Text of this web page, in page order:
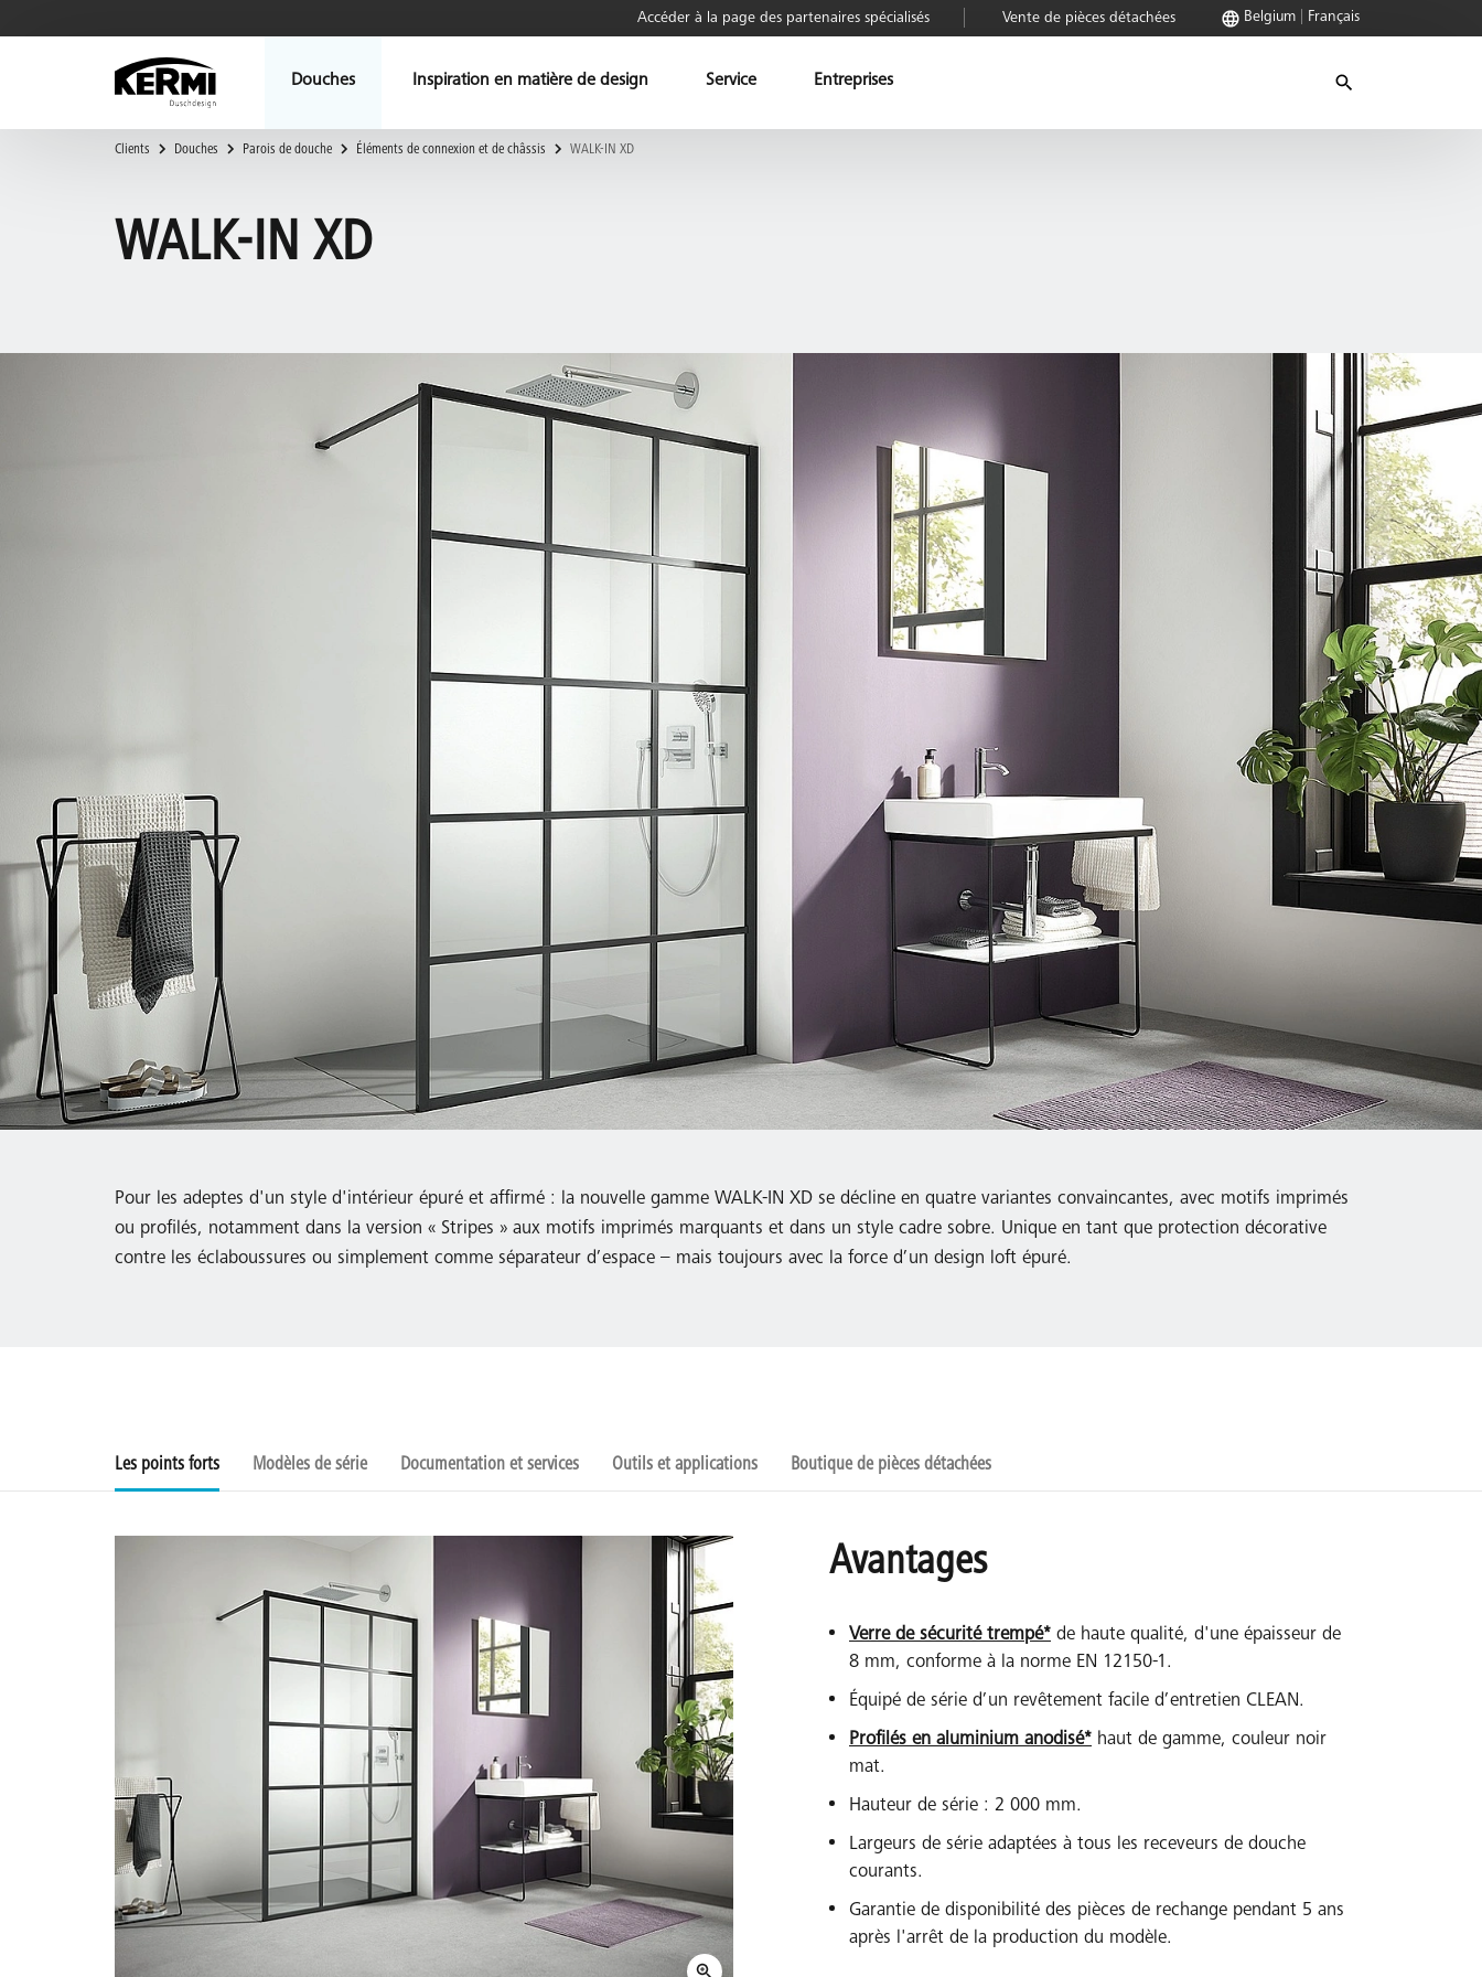
Accéder à la page des partenaires spécialisés Vente de pièces détachées Belgium Français
Douches Inspiration en matière de design Service Entreprises
Clients Douches Parois de douche Éléments de connexion et de châssis WALK-IN XD
WALK-IN XD
Pour les adeptes d'un style d'intérieur épuré et affirmé : la nouvelle gamme WALK-IN XD se décline en quatre variantes convaincantes, avec motifs imprimés
ou profilés, notamment dans la version « Stripes » aux motifs imprimés marquants et dans un style cadre sobre. Unique en tant que protection décorative
contre les éclaboussures ou simplement comme séparateur d’espace – mais toujours avec la force d’un design loft épuré.
Les points forts Modèles de série Documentation et services Outils et applications Boutique de pièces détachées
Avantages
Verre de sécurité trempé* de haute qualité, d'une épaisseur de
8 mm, conforme à la norme EN 12150-1.
Équipé de série d’un revêtement facile d’entretien CLEAN.
Profilés en aluminium anodisé* haut de gamme, couleur noir
mat.
Hauteur de série : 2 000 mm.
Largeurs de série adaptées à tous les receveurs de douche
courants.
Garantie de disponibilité des pièces de rechange pendant 5 ans
après l'arrêt de la production du modèle.